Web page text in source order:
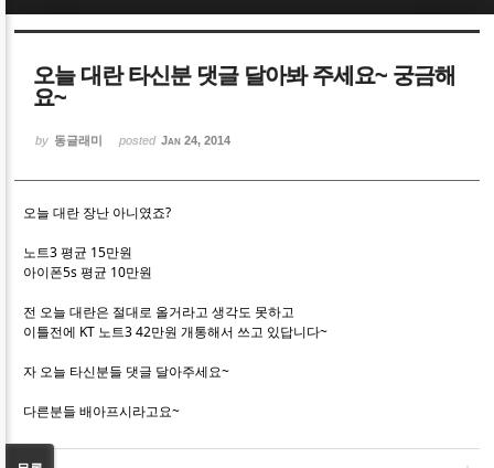
오늘 대란 타신분 댓글 달아봐 주세요~ 궁금해
요~
by 동글래미 posted Jan 24, 2014
오늘 대란 장난 아니였죠?
노트3 평균 15만원
아이폰5s 평균 10만원
전 오늘 대란은 절대로 올거라고 생각도 못하고
이틀전에 KT 노트3 42만원 개통해서 쓰고 있답니다~
자 오늘 타신분들 댓글 달아주세요~
다른분들 배아프시라고요~
Sketchbook5, 스케치북5
Sketchbook5, 스케치북5
Sketchbook5, 스케치북5
Sketchbook5, 스케치북5